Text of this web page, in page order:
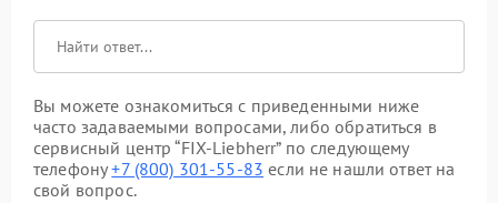
Вы можете ознакомиться с приведенными ниже
часто задаваемыми вопросами, либо обратиться в
сервисный центр “FIX-Liebherr” по следующему
телефону+7 (800) 301-55-83 если не нашли ответ на
свой вопрос.